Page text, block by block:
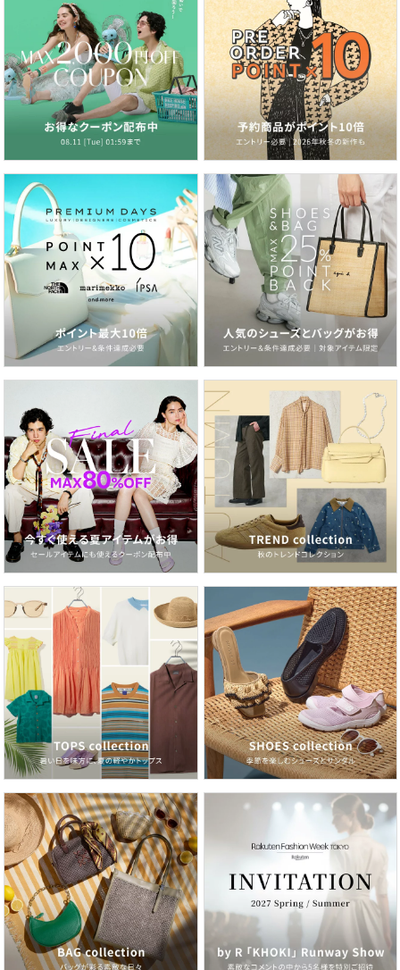
♢商品をお気に入り登録！
完売商品の再入荷やラスト1点の通知、セール開始時にお知
らせ！
♢"XU/Chikashitsu＋"をお気に入りブランドに登録！
新商品や再入荷など、ブランド最新情報をいち早くお知ら
是非、ご活用いただきお買い物をお楽しみください
♢取り扱いの商品に関して
当店で取り扱っております商品は、ブランド側と直接契約を
交わした上で、輸入(仕入れ)をしておりますので、すべて正
規品です。全ブランド公認の正規販売店でございます。国内
にて検品・管理・発送を行っております。
中綿ダウンジャケット/ウェロンジャケット/ショートダウン/
オーバーサイズアウター/メンズアウター/レディースアウタ
コーデ/冬アウター/軽量ダウン/防寒ジャケット/暖かいアウ
ター/トレンドダウン/ビッグシルエット/シンプルダウン/通
勤アウター/デイリーウェア/韓国ファッション/おしゃれダウ
ン
性別タイプ ユニセックス
原産国 韓国
素材 ポリエステル100%_中綿:ウェロン
サイズ ONE SIZE
クリーニング -
品番
MX0678_23811260
(23811260-004-001 MX0678)